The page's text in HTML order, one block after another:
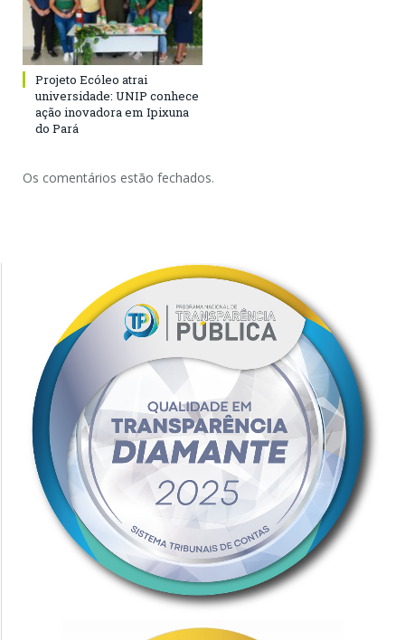
Projeto Ecóleo atrai
universidade: UNIP conhece
ação inovadora em Ipixuna
do Pará
Os comentários estão fechados.